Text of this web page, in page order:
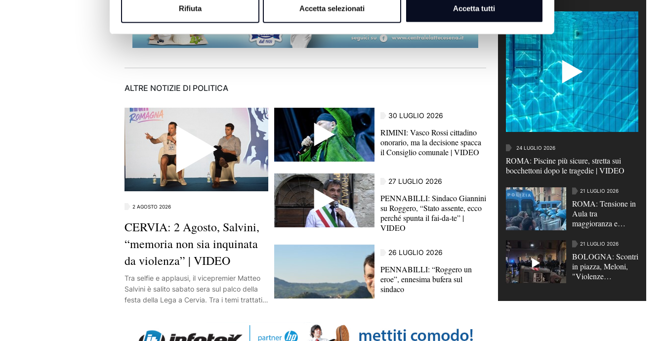
Rifiuta Accetta selezionati Accetta tutti
ALTRE NOTIZIE DI POLITICA
2 AGOSTO 2026
CERVIA: 2 Agosto, Salvini,
“memoria non sia inquinata
da violenza” | VIDEO
Tra selfie e applausi, il vicepremier Matteo
Salvini è salito sabato sera sul palco della
festa della Lega a Cervia. Tra i temi trattati,
sua esortazione.
30 LUGLIO 2026
RIMINI: Vasco Rossi cittadino
onorario, ma la decisione spacca
il Consiglio comunale | VIDEO
27 LUGLIO 2026
PENNABILLI: Sindaco Giannini
su Roggero, “Stato assente, ecco
perché spunta il fai-da-te” |
VIDEO
26 LUGLIO 2026
PENNABILLI: “Roggero un
eroe”, ennesima bufera sul
sindaco
24 LUGLIO 2026
ROMA: Piscine più sicure, stretta sui
bocchettoni dopo le tragedie | VIDEO
21 LUGLIO 2026
ROMA: Tensione in
Aula tra
maggioranza e
scontri di Bologna e
su caso Roggero
21 LUGLIO 2026
BOLOGNA: Scontri
in piazza, Meloni,
"Violenze